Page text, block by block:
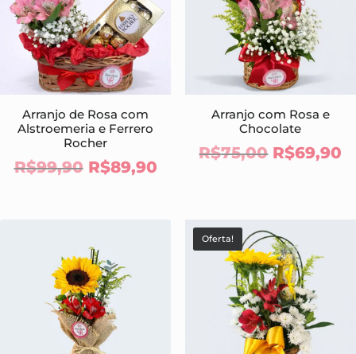
Arranjo de Rosa com
Alstroemeria e Ferrero
Rocher
R$99,90 O
R$99,90.
R$89,90O
R$89,90.
Arranjo com Rosa e
Chocolate
R$75,00 O
R$75,00.
R$69,90
Oferta!